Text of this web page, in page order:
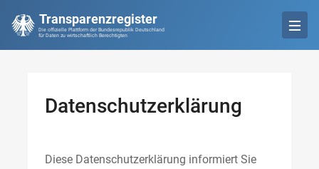
Transparenzregister
Die offizielle Plattform der Bundesrepublik Deutschland
für Daten zu wirtschaftlich Berechtigten
Datenschutzerklärung
Diese Datenschutzerklärung informiert Sie